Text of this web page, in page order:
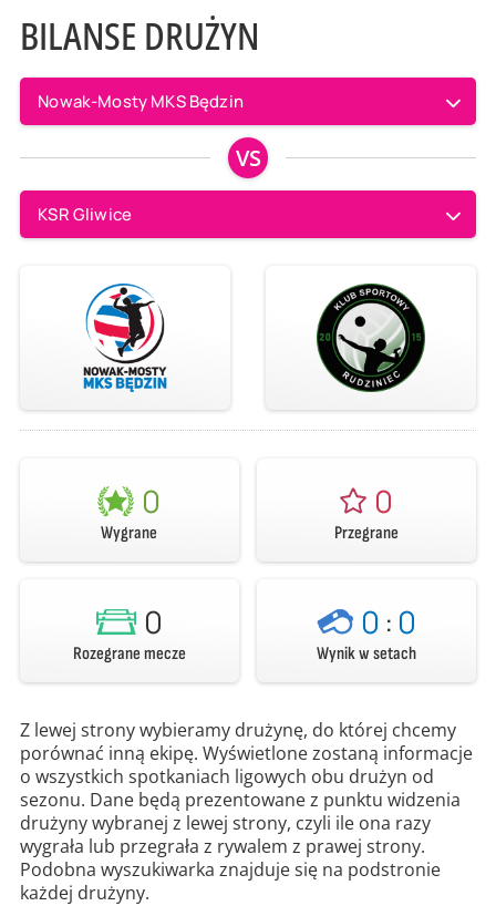
BILANSE DRUŻYN
Nowak-Mosty MKS Będzin
VS
KSR Gliwice
0
Wygrane
0
Przegrane
0
Rozegrane mecze
0 : 0
Wynik w setach
Z lewej strony wybieramy drużynę, do której chcemy
porównać inną ekipę. Wyświetlone zostaną informacje
o wszystkich spotkaniach ligowych obu drużyn od
sezonu. Dane będą prezentowane z punktu widzenia
drużyny wybranej z lewej strony, czyli ile ona razy
wygrała lub przegrała z rywalem z prawej strony.
Podobna wyszukiwarka znajduje się na podstronie
każdej drużyny.